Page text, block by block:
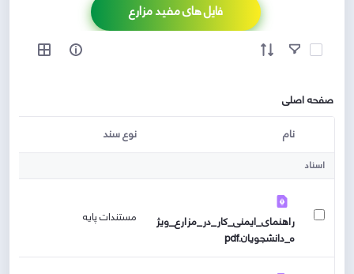
فایل های مفید مزارع
آیتم ها را انتخاب کنید
صفحه اصلی
کاربر انتخاب شده
نام نوع سند
اسناد
راهنمای_ایمنی_کار_در_مزارع_ویژ
ه_دانشجویان.pdf
مستندات پایه